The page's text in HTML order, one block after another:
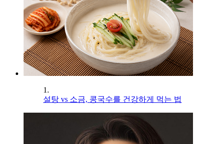
1.
설탕 vs 소금, 콩국수를 건강하게 먹는 법